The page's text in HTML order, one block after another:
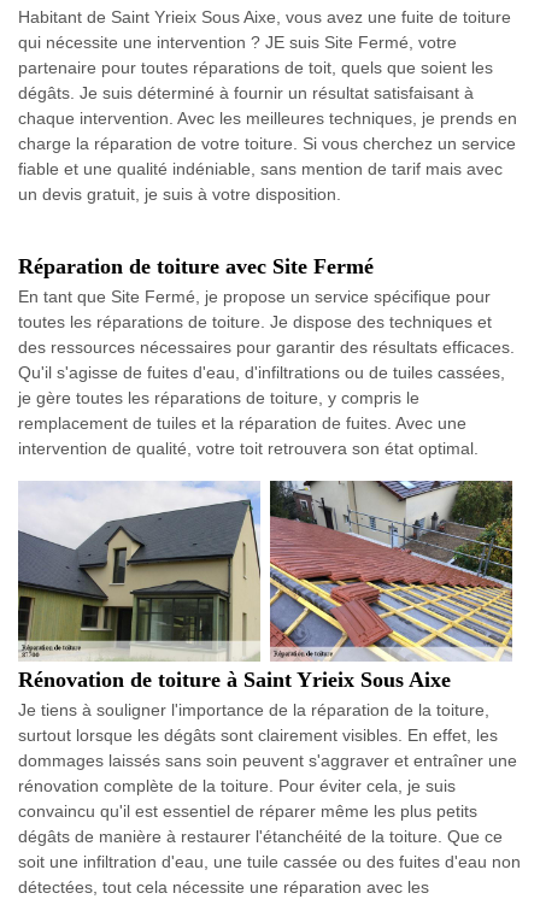
Habitant de Saint Yrieix Sous Aixe, vous avez une fuite de toiture
qui nécessite une intervention ? JE suis Site Fermé, votre
partenaire pour toutes réparations de toit, quels que soient les
dégâts. Je suis déterminé à fournir un résultat satisfaisant à
chaque intervention. Avec les meilleures techniques, je prends en
charge la réparation de votre toiture. Si vous cherchez un service
fiable et une qualité indéniable, sans mention de tarif mais avec
un devis gratuit, je suis à votre disposition.
Réparation de toiture avec Site Fermé
En tant que Site Fermé, je propose un service spécifique pour
toutes les réparations de toiture. Je dispose des techniques et
des ressources nécessaires pour garantir des résultats efficaces.
Qu'il s'agisse de fuites d'eau, d'infiltrations ou de tuiles cassées,
je gère toutes les réparations de toiture, y compris le
remplacement de tuiles et la réparation de fuites. Avec une
intervention de qualité, votre toit retrouvera son état optimal.
Rénovation de toiture à Saint Yrieix Sous Aixe
Je tiens à souligner l'importance de la réparation de la toiture,
surtout lorsque les dégâts sont clairement visibles. En effet, les
dommages laissés sans soin peuvent s'aggraver et entraîner une
rénovation complète de la toiture. Pour éviter cela, je suis
convaincu qu'il est essentiel de réparer même les plus petits
dégâts de manière à restaurer l'étanchéité de la toiture. Que ce
soit une infiltration d'eau, une tuile cassée ou des fuites d'eau non
détectées, tout cela nécessite une réparation avec les